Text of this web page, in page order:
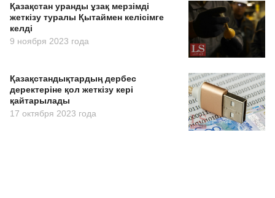
Қазақстан уранды ұзақ мерзімді
жеткізу туралы Қытаймен келісімге
келді
9 ноября 2023 года
Қазақстандықтардың дербес
деректеріне қол жеткізу кері
қайтарылады
17 октября 2023 года